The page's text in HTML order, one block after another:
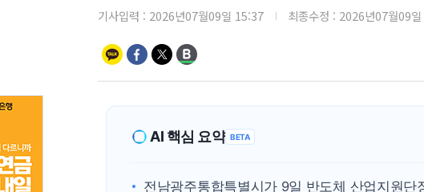
기사입력 : 2026년07월09일 15:37 최종수정 : 2026년07월09
AI 핵심 요약 BETA
전남광주통합특별시가 9일 반도체 산업지원단